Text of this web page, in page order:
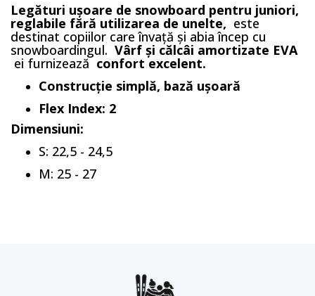
Legături ușoare de snowboard pentru juniori,
reglabile fără utilizarea de unelte, este
destinat copiilor care învață și abia încep cu
snowboardingul. Vârf și călcâi amortizate EVA
ei furnizează confort excelent.
Construcție simplă, bază ușoară
Flex Index: 2
Dimensiuni:
S: 22,5 - 24,5
M: 25 - 27